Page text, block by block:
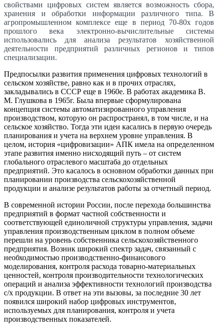
свойствами цифровых систем является возможность сбора,
хранения и обработки информации различного типа. В
агропромышленном комплексе еще в период 70-80х годов
прошлого века электронно-вычислительные системы
использовались для анализа результатов хозяйственной
деятельности предприятий различных регионов и типов
специализации.
Предпосылки развития применения цифровых технологий в
сельском хозяйстве, равно как и в прочих отраслях,
закладывались в СССР еще в 1960е. В работах академика В.
М. Глушкова в 1965г. Была впервые сформулирована
концепция системы автоматизированного управления
производством, которую он распространял, в том числе, и на
сельское хозяйство. Тогда эти идеи касались в первую очередь
планирования и учета на верхнем уровне управления. В
целом, история «цифровизации» АПК имела на определенном
этапе развития именно нисходящий путь – от систем
глобального отраслевого масштаба до отдельных
предприятий. Это касалось в основном обработки данных при
планировании производства сельскохозяйственной
продукции и анализе результатов работы за отчетный период.
В современной истории России, после перехода большинства
предприятий в формат частной собственности и
соответствующей единоличной структуры управления, задачи
управления производственным циклом в полном объеме
перешли на уровень собственника сельскохозяйственного
предприятия. Возник широкий спектр задач, связанный с
необходимостью производственно-финансового
моделирования, контроля расхода товарно-материальных
ценностей, контроля производительности технологических
операций и анализа эффективности технологий производства
с/х продукции. В ответ на эти вызовы, за последние 30 лет
появился широкий набор цифровых инструментов,
используемых для планирования, контроля и учета
производственных показателей.